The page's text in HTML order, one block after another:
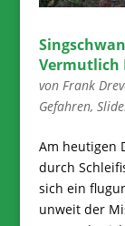
Vermutlich
von Frank
Gefahren,
Am heutigen
durch
sich ein
unweit der